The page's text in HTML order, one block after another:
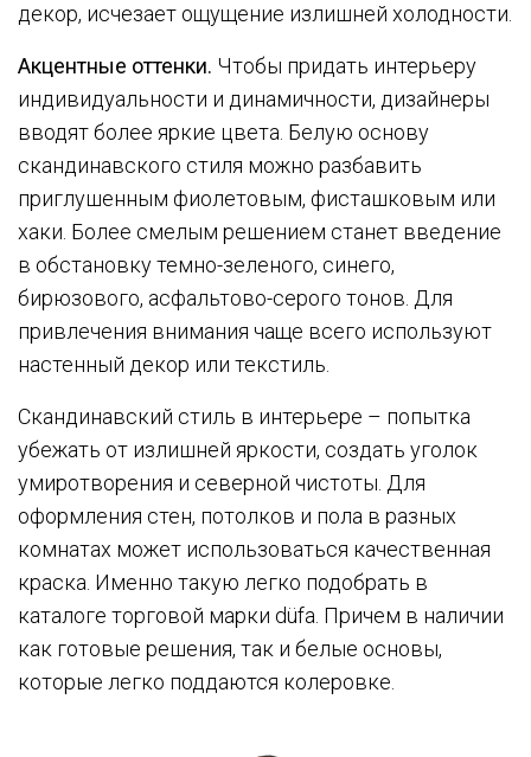
декор, исчезает ощущение излишней холодности.
Акцентные оттенки. Чтобы придать интерьеру
индивидуальности и динамичности, дизайнеры
вводят более яркие цвета. Белую основу
скандинавского стиля можно разбавить
приглушенным фиолетовым, фисташковым или
хаки. Более смелым решением станет введение
в обстановку темно-зеленого, синего,
бирюзового, асфальтово-серого тонов. Для
привлечения внимания чаще всего используют
настенный декор или текстиль.
Скандинавский стиль в интерьере – попытка
убежать от излишней яркости, создать уголок
умиротворения и северной чистоты. Для
оформления стен, потолков и пола в разных
комнатах может использоваться качественная
краска. Именно такую легко подобрать в
каталоге торговой марки düfa. Причем в наличии
как готовые решения, так и белые основы,
которые легко поддаются колеровке.